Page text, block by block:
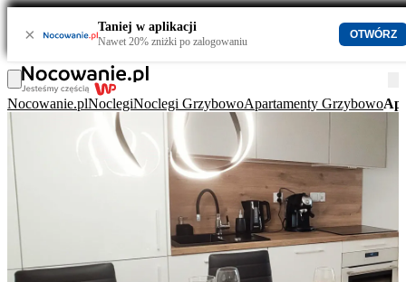
× Taniej w aplikacji
Nawet 20% zniżki po zalogowaniu
OTWÓRZ
Nocowanie.plNoclegiNoclegi GrzybowoApartamenty Grzybowo